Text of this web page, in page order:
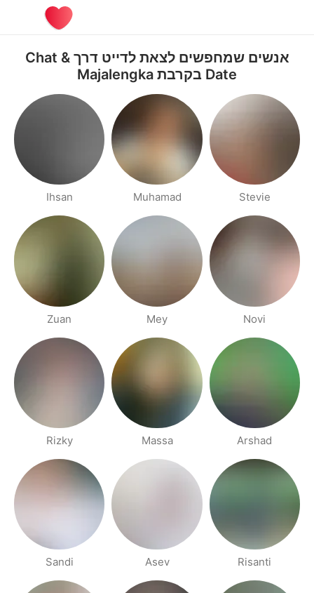
אנשים שמחפשים לצאת לדייט דרך Chat &
Date בקרבת Majalengka
Stevie
Muhamad
Ihsan
Novi
Mey
Zuan
Arshad
Massa
Rizky
Risanti
Asev
Sandi